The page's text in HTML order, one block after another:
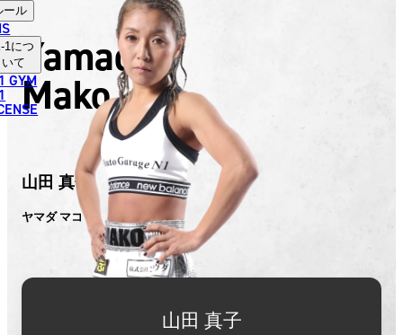
中文（简体）
中文（繁體）
ไทย
العربية
ール
1につ
いて
GYMYamada
Mako
山田 真子
ヤマダ マコ
山田 真子